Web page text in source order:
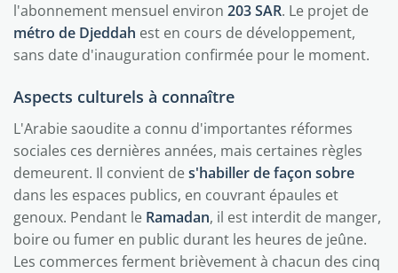
l'abonnement mensuel environ 203 SAR. Le projet de
métro de Djeddah est en cours de développement,
sans date d'inauguration confirmée pour le moment.
Aspects culturels à connaître
L'Arabie saoudite a connu d'importantes réformes
sociales ces dernières années, mais certaines règles
demeurent. Il convient des'habiller de façon sobre
dans les espaces publics, en couvrant épaules et
genoux. Pendant le Ramadan, il est interdit de manger,
boire ou fumer en public durant les heures de jeûne.
Les commerces ferment brièvement à chacun des cinq